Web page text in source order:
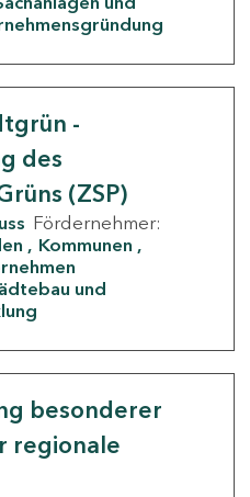
-
des
(ZSP)
Fördernehmer:
Kommunen
und
besonderer
regionale